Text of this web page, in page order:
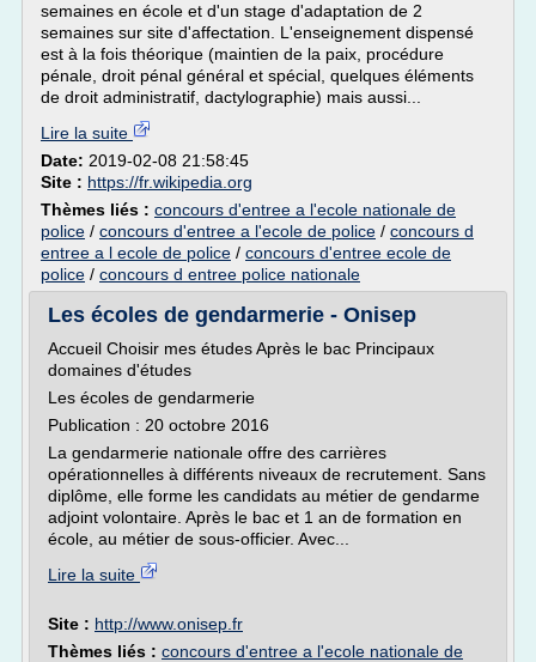
semaines en école et d'un stage d'adaptation de 2
semaines sur site d'affectation. L'enseignement dispensé
est à la fois théorique (maintien de la paix, procédure
pénale, droit pénal général et spécial, quelques éléments
de droit administratif, dactylographie) mais aussi...
Lire la suite
Date: 2019-02-08 21:58:45
Site : https://fr.wikipedia.org
Thèmes liés : concours d'entree a l'ecole nationale de
police / concours d'entree a l'ecole de police / concours d
entree a l ecole de police / concours d'entree ecole de
police / concours d entree police nationale
Les écoles de gendarmerie - Onisep
Accueil Choisir mes études Après le bac Principaux
domaines d'études
Les écoles de gendarmerie
Publication : 20 octobre 2016
La gendarmerie nationale offre des carrières
opérationnelles à différents niveaux de recrutement. Sans
diplôme, elle forme les candidats au métier de gendarme
adjoint volontaire. Après le bac et 1 an de formation en
école, au métier de sous-officier. Avec...
Lire la suite
Site : http://www.onisep.fr
Thèmes liés : concours d'entree a l'ecole nationale de